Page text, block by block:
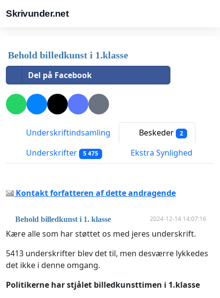
Skrivunder.net
Behold billedkunst i 1.klasse
Del på Facebook
Underskriftindsamling Beskeder 2
Underskrifter 5 475 Ekstra Synlighed
Kontakt forfatteren af dette andragende
Behold billedkunst i 1. klasse 2024-12-14 14:07:16
Kære alle som har støttet os med jeres underskrift.
5413 underskrifter blev det til, men desværre lykkedes
det ikke i denne omgang.
Politikerne har stjålet billedkunsttimen i 1.klasse